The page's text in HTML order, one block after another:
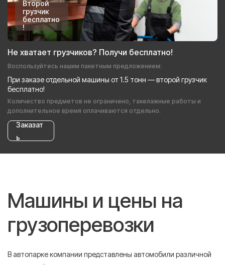
Второй
грузчик
бесплатно
!
Не хватает грузчиков? Получи бесплатно!
Воспользуйтесь нашим пакетным предложением:
При заказе отдельной машины от 1.5 тонн — второй грузчик
бесплатно!
Количество предметов не ограничено, такелажные работы и
дополнительное время оплачиваются отдельно.
Заказат
ь
Машины и цены на
грузоперевозки
В автопарке компании представлены автомобили различной